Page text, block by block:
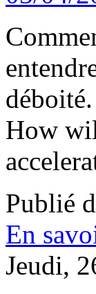
déboité.
How
Publié
En
Jeudi,